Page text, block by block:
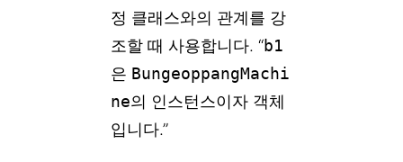
정 클래스와의 관계를 강
조할 때 사용합니다. “b1
은 BungeoppangMachi
ne의 인스턴스이자 객체
입니다.”